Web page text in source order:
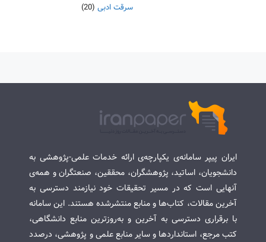
سرقت ادبی (20)
ایران پیپر سامانه‌ی یکپارچه‌ی ارائه خدمات علمی-پژوهشی به
دانشجویان، اساتید، پژوهشگران، محققین، صنعتگران و همه‌ی
آنهایی است که در مسیر تحقیقات خود نیازمند دسترسی به
آخرین مقالات، کتاب‌ها و منابع منتشرشده هستند. این سامانه
با برقراری دسترسی به آخرین و به‌روزترین منابع دانشگاهی،
کتب مرجع، استانداردها و سایر منابع علمی و پژوهشی، درصدد